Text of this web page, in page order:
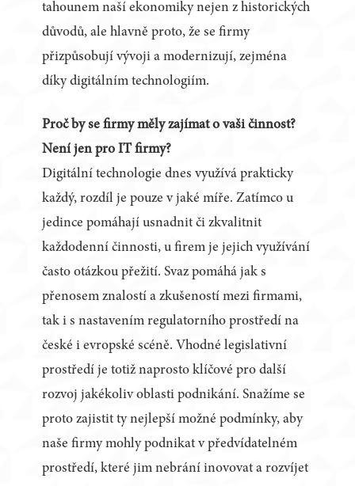
tahounem naší ekonomiky nejen z historických
důvodů, ale hlavně proto, že se firmy
přizpůsobují vývoji a modernizují, zejména
díky digitálním technologiím.
Proč by se firmy měly zajímat o vaši činnost?
Není jen pro IT firmy?
Digitální technologie dnes využívá prakticky
každý, rozdíl je pouze v jaké míře. Zatímco u
jedince pomáhají usnadnit či zkvalitnit
každodenní činnosti, u firem je jejich využívání
často otázkou přežití. Svaz pomáhá jak s
přenosem znalostí a zkušeností mezi firmami,
tak i s nastavením regulatorního prostředí na
české i evropské scéně. Vhodné legislativní
prostředí je totiž naprosto klíčové pro další
rozvoj jakékoliv oblasti podnikání. Snažíme se
proto zajistit ty nejlepší možné podmínky, aby
naše firmy mohly podnikat v předvídatelném
prostředí, které jim nebrání inovovat a rozvíjet